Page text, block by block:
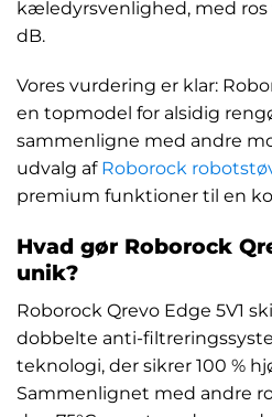
kæledyrsvenlighed, med ros
dB.
Vores vurdering er klar:
en topmodel for alsidig
sammenligne med andre
udvalg af Roborock
premium funktioner til en
Hvad gør Roborock
unik?
Roborock Qrevo Edge 5V1
dobbelte anti-
teknologi, der sikrer 100 %
Sammenlignet med andre